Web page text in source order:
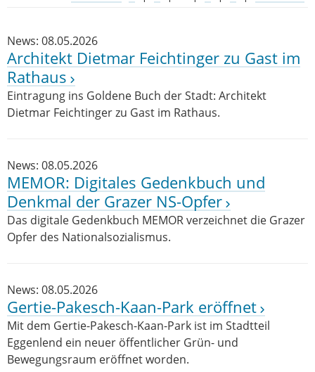
News: 08.05.2026
Architekt Dietmar Feichtinger zu Gast im
Rathaus
Eintragung ins Goldene Buch der Stadt: Architekt
Dietmar Feichtinger zu Gast im Rathaus.
News: 08.05.2026
MEMOR: Digitales Gedenkbuch und
Denkmal der Grazer NS-Opfer
Das digitale Gedenkbuch MEMOR verzeichnet die Grazer
Opfer des Nationalsozialismus.
News: 08.05.2026
Gertie-Pakesch-Kaan-Park eröffnet
Mit dem Gertie-Pakesch-Kaan-Park ist im Stadtteil
Eggenlend ein neuer öffentlicher Grün- und
Bewegungsraum eröffnet worden.